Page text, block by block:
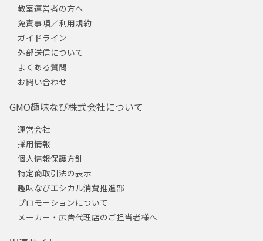
教室運営者の方へ
免責事項／利用規約
ガイドライン
外部送信について
よくある質問
お問い合わせ
GMO趣味なび株式会社について
運営会社
採用情報
個人情報保護方針
特定商取引法の表示
趣味なびエシカル消費推進部
プロモーションについて
メーカー・広告代理店のご担当者様へ